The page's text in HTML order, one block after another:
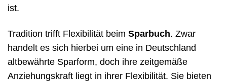
ist.
Tradition trifft Flexibilität beim Sparbuch. Zwar
handelt es sich hierbei um eine in Deutschland
altbewährte Sparform, doch ihre zeitgemäße
Anziehungskraft liegt in ihrer Flexibilität. Sie bieten